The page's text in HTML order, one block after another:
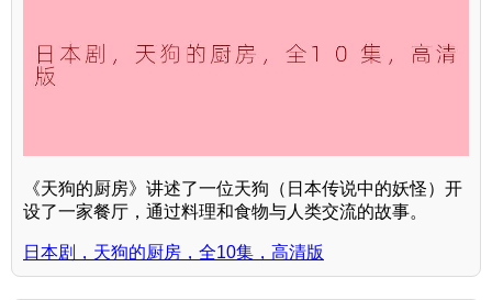
《天狗的厨房》讲述了一位天狗（日本传说中的妖怪）开
设了一家餐厅，通过料理和食物与人类交流的故事。
日本剧，天狗的厨房，全10集，高清版